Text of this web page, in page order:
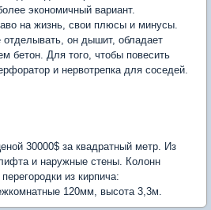
экономичный вариант.
на жизнь, свои плюсы и минусы.
отделывать, он дышит, обладает
бетон. Для того, чтобы повесить
и нервотрепка для соседей.
30000$ за квадратный метр. Из
и наружные стены. Колонн
из кирпича:
120мм, высота 3,3м.